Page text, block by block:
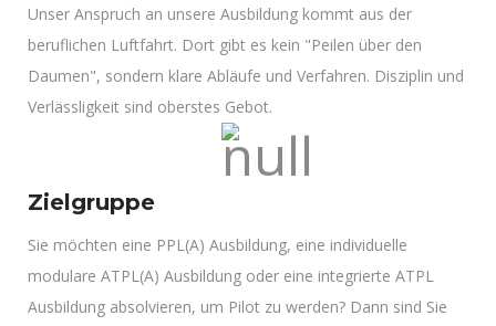
Unser Anspruch an unsere Ausbildung kommt aus der
beruflichen Luftfahrt. Dort gibt es kein "Peilen über den
Daumen", sondern klare Abläufe und Verfahren. Disziplin und
Verlässligkeit sind oberstes Gebot.
Zielgruppe
Sie möchten eine PPL(A) Ausbildung, eine individuelle
modulare ATPL(A) Ausbildung oder eine integrierte ATPL
Ausbildung absolvieren, um Pilot zu werden? Dann sind Sie